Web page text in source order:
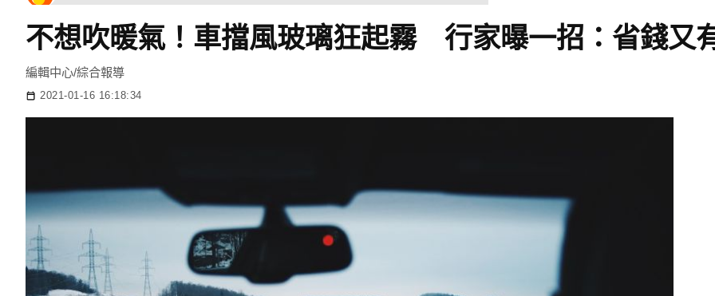
不想吹暖氣！車擋風玻璃狂起霧 行家曝一招：省錢又
編輯中心/綜合報導
2021-01-16 16:18:34